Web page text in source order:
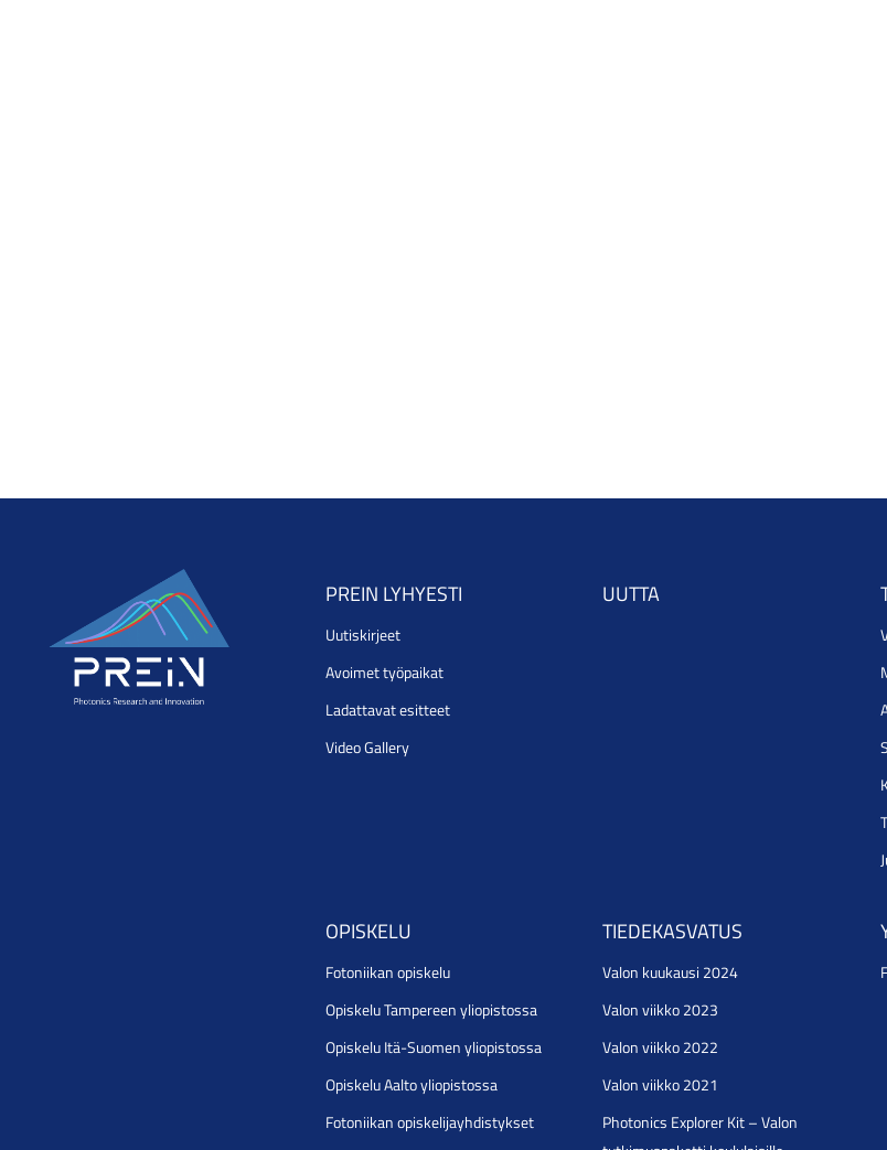
PREIN LYHYESTI
Uutiskirjeet
Avoimet työpaikat
Ladattavat esitteet
Video Gallery
UUTTA
OPISKELU
Fotoniikan opiskelu
Opiskelu Tampereen yliopistossa
Opiskelu Itä-Suomen yliopistossa
Opiskelu Aalto yliopistossa
Fotoniikan opiskelijayhdistykset
TIEDEKASVATUS
Valon kuukausi 2024
Valon viikko 2023
Valon viikko 2022
Valon viikko 2021
Photonics Explorer Kit – Valon